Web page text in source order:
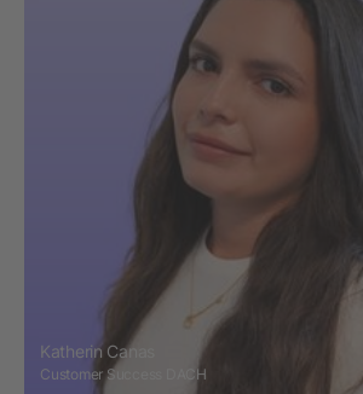
Katherin Canas
Customer Success DACH